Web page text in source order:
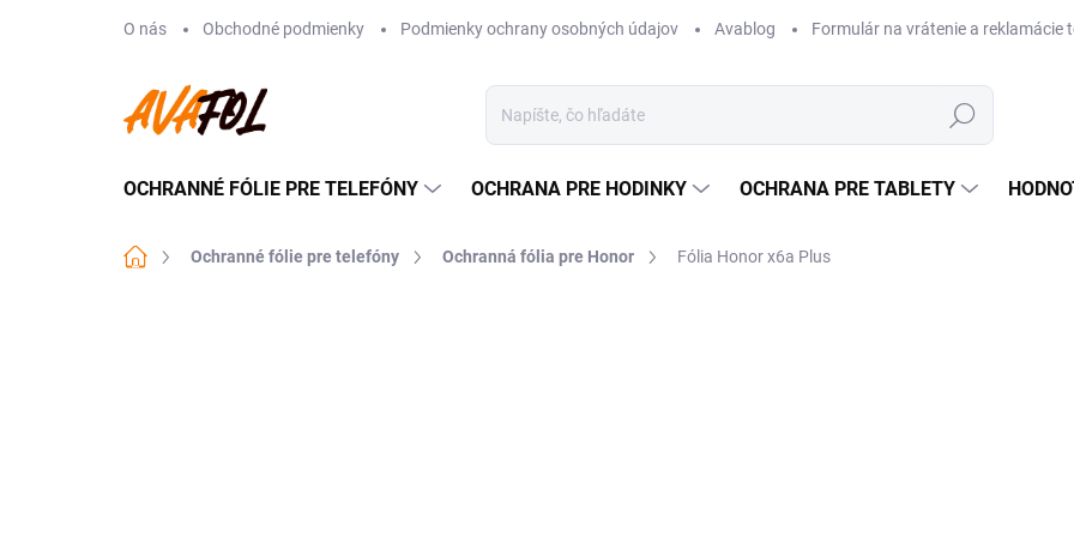
O nás Obchodné podmienky Podmienky ochrany osobných údajov Avablog Formulár na vrátenie a reklamácie
Hľadať
OCHRANNÉ FÓLIE PRE TELEFÓNY OCHRANA PRE HODINKY OCHRANA PRE TABLETY
DomovOchranné fólie pre telefóny Ochranná fólia pre Honor Fólia Honor x6a Plus